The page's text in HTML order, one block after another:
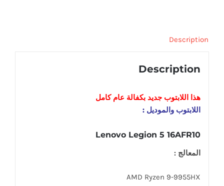
Description
Description
هذا اللابتوب جديد بكفالة عام كامل
اللابتوب والموديل :
Lenovo Legion 5 16AFR10
المعالج :
AMD Ryzen 9-9955HX